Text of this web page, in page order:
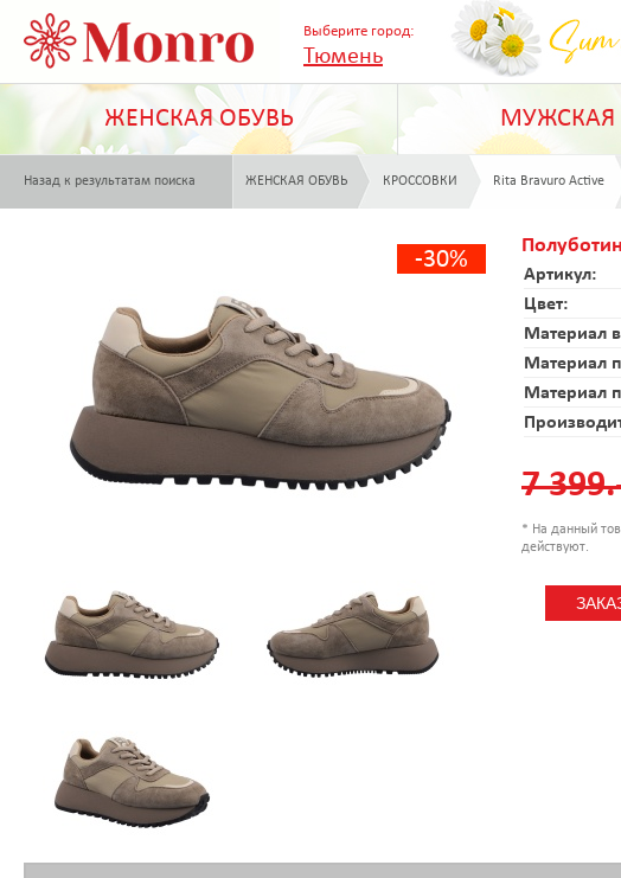
Выберите город:
Тюмень
ЖЕНСКАЯ ОБУВЬ МУЖСКАЯ
Назад к результатам поиска ЖЕНСКАЯ ОБУВЬ КРОССОВКИ Rita Bravuro Active
-30%
Артикул:
Цвет:
Материал
Материал
Материал
7
* На данный
действуют.